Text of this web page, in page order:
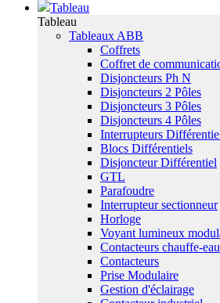
Tableau
Tableau
Tableaux ABB
Coffrets
Coffret de
Disjoncteurs Ph N
Disjoncteurs 2 Pôles
Disjoncteurs 3 Pôles
Disjoncteurs 4 Pôles
Interrupteurs
Blocs Différentiels
Disjoncteur Différentiel
GTL
Parafoudre
Interrupteur sectionneur
Horloge
Voyant lumineux
Contacteurs chauffe-eau
Contacteurs
Prise Modulaire
Gestion d'éclairage